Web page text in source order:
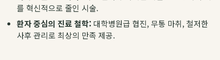
를 혁신적으로 줄인 시술.
환자 중심의 진료 철학: 대학병원급 협진, 무통 마취, 철저한
사후 관리로 최상의 만족 제공.